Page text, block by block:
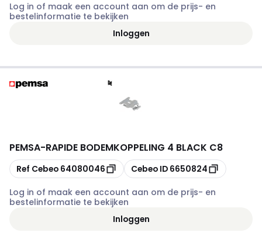
Log in of maak een account aan om de prijs- en
bestelinformatie te bekijken
Inloggen
PEMSA-RAPIDE BODEMKOPPELING 4 BLACK C8
Kopiëren
Ref Cebeo 64080046 Kopiëren
Cebeo ID 6650824
Log in of maak een account aan om de prijs- en
bestelinformatie te bekijken
Inloggen